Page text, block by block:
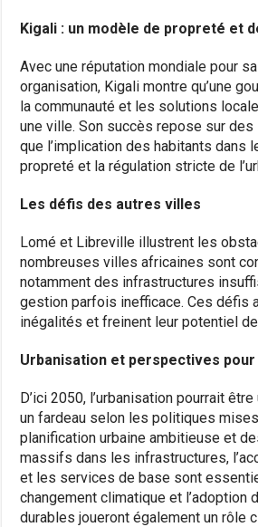
Kigali : un modèle de propreté et
Avec une réputation mondiale pour
organisation, Kigali montre qu’une
la communauté et les solutions
une ville. Son succès repose sur
que l’implication des habitants dans
propreté et la régulation stricte de
Les défis des autres villes
Lomé et Libreville illustrent les
nombreuses villes africaines sont
notamment des infrastructures
gestion parfois inefficace. Ces défis
inégalités et freinent leur potentiel
Urbanisation et perspectives pour
D’ici 2050, l’urbanisation pourrait
un fardeau selon les politiques
planification urbaine ambitieuse et
massifs dans les infrastructures,
et les services de base sont
changement climatique et l’adoption
durables joueront également un rôle